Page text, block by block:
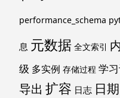
performance_schema
息 元数据 全文索引
级 多实例 存储过程 学
导出 扩容 日志 日期